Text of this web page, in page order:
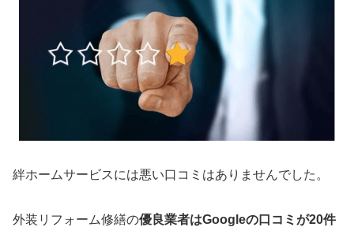
絆ホームサービスには悪い口コミはありませんでした。
外装リフォーム修繕の優良業者はGoogleの口コミが20件